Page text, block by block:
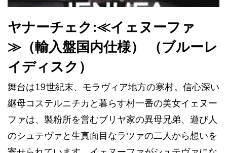
ヤナーチェク:≪イェヌーファ
≫（輸入盤国内仕様） （ブルーレ
イディスク）
舞台は19世紀末、モラヴィア地方の寒村。信心深い
継母コステルニチカと暮らす村一番の美女イェヌー
ファは、製粉所を営むブリヤ家の異母兄弟、遊び人
のシュテヴァと生真面目なラツァの二人から想いを